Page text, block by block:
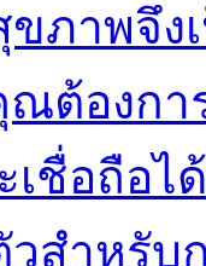
ขภาพจึ
ณต้องก
ชื่อถือได้
วสำหรับ